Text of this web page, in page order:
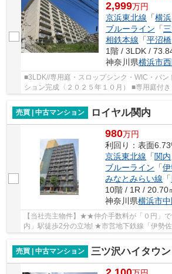
2,999万円
京浜東北線 「横浜
ブルーライン 「
相鉄本線 「平沼橋
1階 / 3LDK /
神奈川県横浜市
■3LDK//専用庭・スロップシンク・WIC・パン
ション完成〈２０２５年１０月） ■専用庭付
売買 | 中古マンション
ロイヤル関内
980万円
利回り：表面
京浜東北線 「関内
ブルーライン 「
みなとみらい線 「
10階 / 1R / 20.70
神奈川県横浜市
【当社売主物件】★★仲介手数料が「０円」です★★ ★JR根
内」駅徒歩2分の立地! ★市営地下鉄線「伊勢佐木町長者町駅徒歩8分も
売買 | 中古マンション
三ツ沢ハイタウ